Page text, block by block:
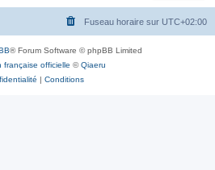
r
Fuseau horaire sur UTC+02:00
® Forum Software © phpBB Limited
française officielle ©Qiaeru
| Conditions